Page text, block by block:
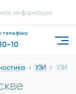
телефону
10
УЗИ УЗИ